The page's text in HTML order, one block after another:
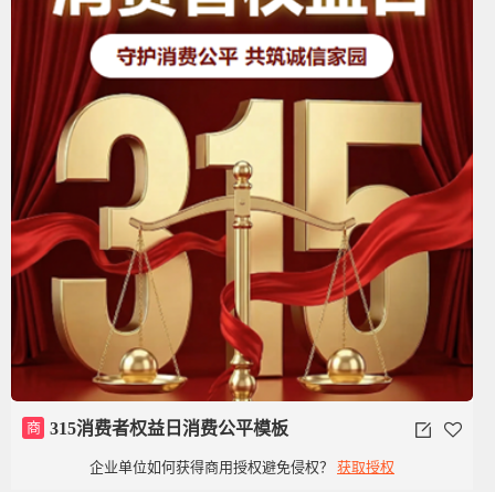
商 315消费者权益日消费公平模板
企业单位如何获得商用授权避免侵权？ 获取授权